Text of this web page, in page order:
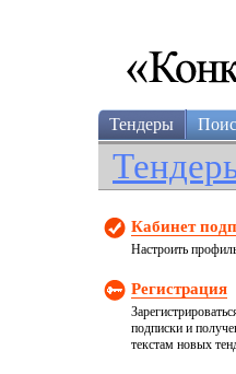
Тендеры
Кабинет
Настроить
Регистрация
подписки и
текстам новых